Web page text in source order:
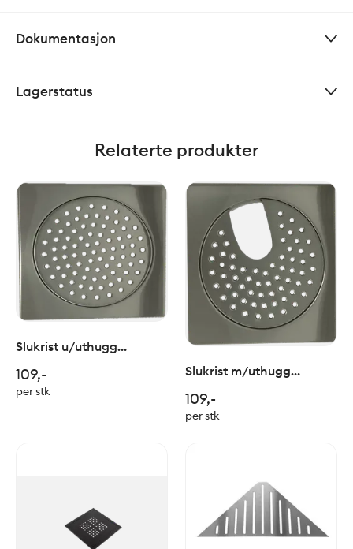
Dokumentasjon
Lagerstatus
Relaterte produkter
Slukrist u/uthugg
109,-
per stk
Slukrist m/uthugg
109,-
per stk